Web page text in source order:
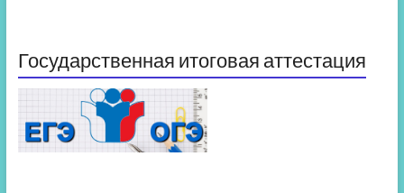
Государственная итоговая аттестация